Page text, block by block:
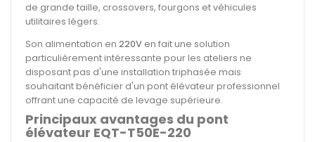
de grande taille, crossovers, fourgons et véhicules
utilitaires légers.
Son alimentation en 220V en fait une solution
particulièrement intéressante pour les ateliers ne
disposant pas d'une installation triphasée mais
souhaitant bénéficier d'un pont élévateur professionnel
offrant une capacité de levage supérieure.
Principaux avantages du pont
élévateur EQT-T50E-220